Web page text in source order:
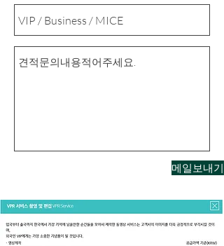
메일보내기